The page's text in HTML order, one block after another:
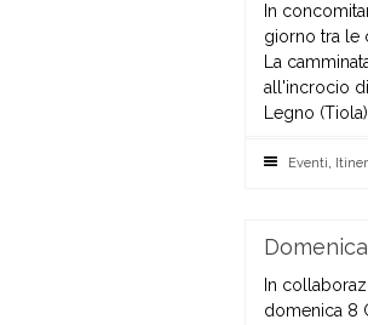
In
giorno tra le
La
all'incrocio
Legno
Eventi,
In
domenica 8